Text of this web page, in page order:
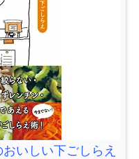
いしい下ごしらえ